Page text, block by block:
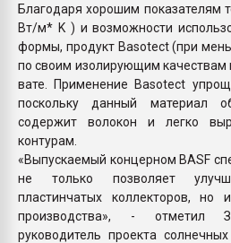
Благодаря хорошим показателям
Вт/м* K ) и возможности
формы, продукт Basotect (при
по своим изолирующим качествам
вате. Применение Basotect
поскольку данный материал
содержит волокон и легко
контурам.
«Выпускаемый концерном BASF
не только позволяет
пластинчатых коллекторов, но
производства», - отметил
руководитель проекта